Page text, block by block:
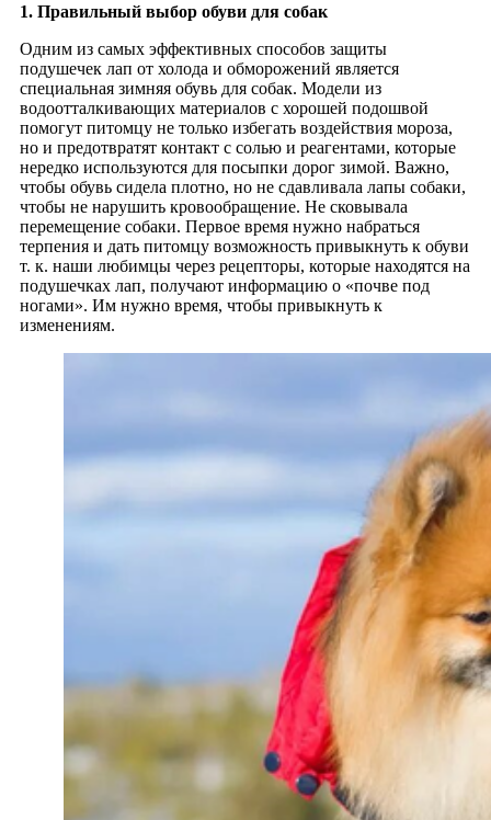
1. Правильный выбор обуви для собак
Одним из самых эффективных способов защиты
подушечек лап от холода и обморожений является
специальная зимняя обувь для собак. Модели из
водоотталкивающих материалов с хорошей подошвой
помогут питомцу не только избегать воздействия мороза,
но и предотвратят контакт с солью и реагентами, которые
нередко используются для посыпки дорог зимой. Важно,
чтобы обувь сидела плотно, но не сдавливала лапы собаки,
чтобы не нарушить кровообращение. Не сковывала
перемещение собаки. Первое время нужно набраться
терпения и дать питомцу возможность привыкнуть к обуви
т. к. наши любимцы через рецепторы, которые находятся на
подушечках лап, получают информацию о «почве под
ногами». Им нужно время, чтобы привыкнуть к
изменениям.